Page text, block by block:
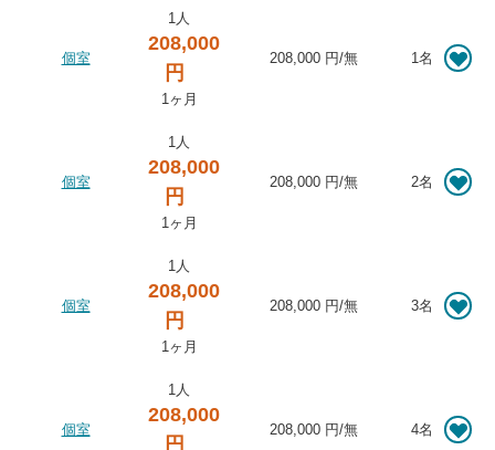
個室
1人
208,000
円
1ヶ月
208,000 円/無 1名
個室
1人
208,000
円
1ヶ月
208,000 円/無 2名
個室
1人
208,000
円
1ヶ月
208,000 円/無 3名
個室
1人
208,000
円
208,000 円/無 4名